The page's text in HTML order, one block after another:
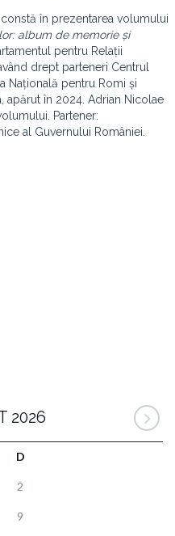
în prezentarea volumului
album de memorie și
pentru Relații
drept parteneri Centrul
Națională pentru Romi și
apărut în 2024. Adrian Nicolae
Partener:
al Guvernului României.
2026
D
2
9